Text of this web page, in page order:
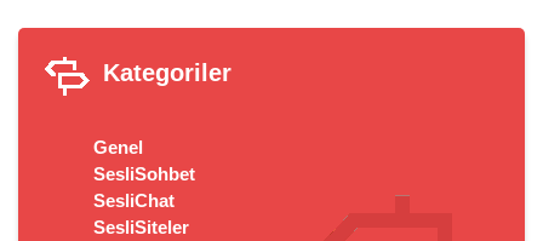
Kategoriler
Genel
SesliSohbet
SesliChat
SesliSiteler